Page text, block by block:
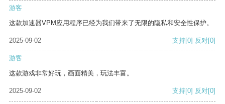
游客
这款加速器VPM应用程序已经为我们带来了无限的隐私和安全性保护。
2025-09-02 支持[0] 反对[0]
游客
这款游戏非常好玩，画面精美，玩法丰富。
2025-09-02 支持[0] 反对[0]